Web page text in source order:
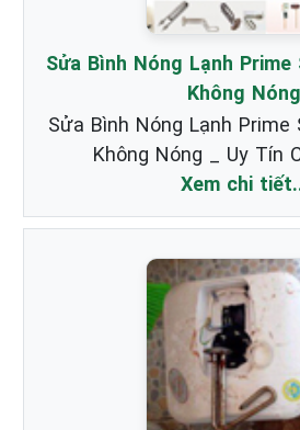
Sửa Bình Nóng Lạnh
Không Nóng
Sửa Bình Nóng Lạnh
Không Nóng _ Uy Tín
Xem chi